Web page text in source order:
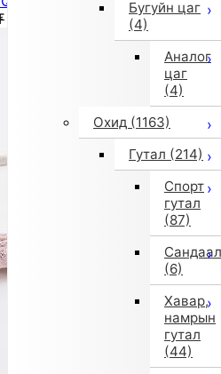
Бугуйн цаг
(4)
Аналог
цаг
(4)
Охид (1163)
Гутал (214)
Спорт
гутал
(87)
Сандаал
(6)
Хавар,
намрын
гутал
(44)